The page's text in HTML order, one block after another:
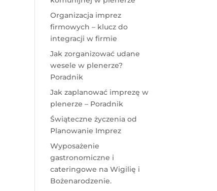
Organizacja imprez
firmowych – klucz do
integracji w firmie
Jak zorganizować udane
wesele w plenerze?
Poradnik
Jak zaplanować imprezę w
plenerze – Poradnik
Świąteczne życzenia od
Planowanie Imprez
Wyposażenie
gastronomiczne i
cateringowe na Wigilię i
Bożenarodzenie.